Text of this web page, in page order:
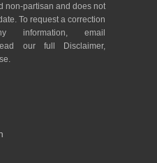
non-partisan and does not
To request a correction
email
our full Disclaimer,
.